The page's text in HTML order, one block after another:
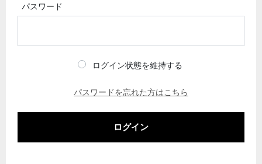
パスワード
ログイン状態を維持する
パスワードを忘れた方はこちら
ログイン